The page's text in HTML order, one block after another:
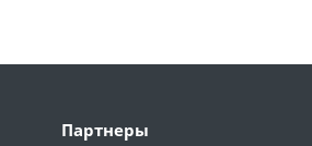
Партнеры